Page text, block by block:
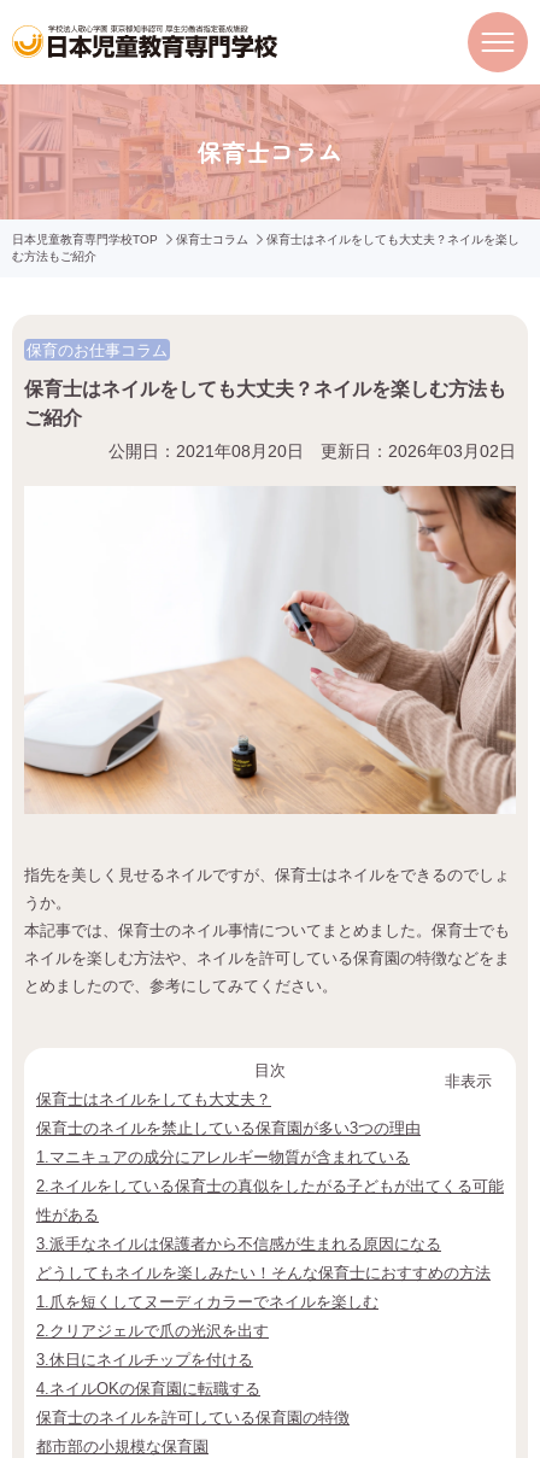
保育士コラム
日本児童教育専門学校TOP 保育士コラム
保育士はネイルをしても大丈夫？ネイルを楽し
む方法もご紹介
保育のお仕事コラム
保育士はネイルをしても大丈夫？ネイルを楽しむ方法も
ご紹介
公開日：2021年08月20日 更新日：2026年03月02日
指先を美しく見せるネイルですが、保育士はネイルをできるのでしょ
うか。
本記事では、保育士のネイル事情についてまとめました。保育士でも
ネイルを楽しむ方法や、ネイルを許可している保育園の特徴などをま
とめましたので、参考にしてみてください。
目次
非表示
保育士はネイルをしても大丈夫？
保育士のネイルを禁止している保育園が多い3つの理由
1.マニキュアの成分にアレルギー物質が含まれている
2.ネイルをしている保育士の真似をしたがる子どもが出てくる可能
性がある
3.派手なネイルは保護者から不信感が生まれる原因になる
どうしてもネイルを楽しみたい！そんな保育士におすすめの方法
1.爪を短くしてヌーディカラーでネイルを楽しむ
2.クリアジェルで爪の光沢を出す
3.休日にネイルチップを付ける
4.ネイルOKの保育園に転職する
保育士のネイルを許可している保育園の特徴
都市部の小規模な保育園